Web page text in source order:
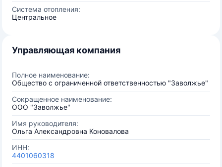
Система отопления:
Центральное
Управляющая компания
Полное наименование:
Общество с ограниченной ответственностью "Заволжье"
Сокращенное наименование:
ООО "Заволжье"
Имя руководителя:
Ольга Александровна Коновалова
ИНН:
4401060318